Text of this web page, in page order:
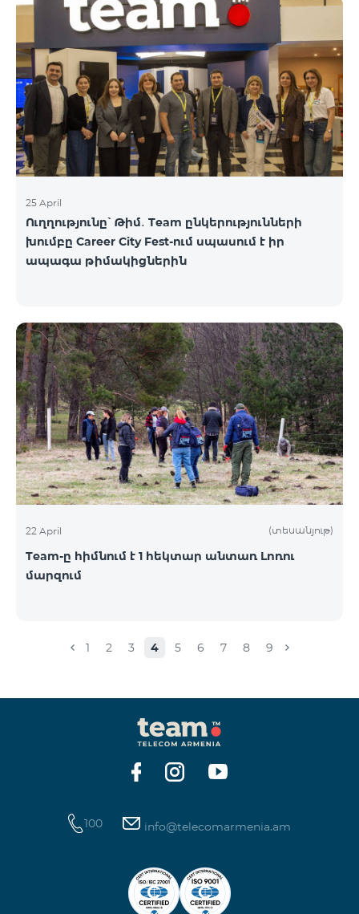
25 April
Ուղղությունը՝ Թիմ․ Team ընկերությունների
խումբը Career City Fest-ում սպասում է իր
ապագա թիմակիցներին
22 April (տեսանյութ)
Team-ը հիմնում է 1 հեկտար անտառ Լոռու
մարզում
1 2 3 4 5 6 7 8 9
100 info@telecomarmenia.am